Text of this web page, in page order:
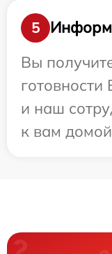
5
Вы
готовности
и наш
к вам